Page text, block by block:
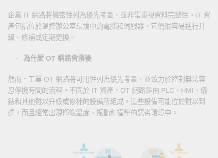
企業 IT 網路將機密性列為優先考量，並非常重視資料完整性。IT 資
產包括位於溫控辦公室環境中的電腦和伺服器，它們很容易進行升
級、修補或定期更換。
為什麼 OT 網路會落後
然而，工業 OT 網路將可用性列為優先考量，並致力於控制無法容
忍停機時間的流程。不同於 IT 資產，OT 網路是由 PLC、HMI、儀
錶和其他難以升級或修補的設備所組成。這些設備可能位於難以到
達，而且經常出現極端溫度、振動和撞擊的惡劣環境中。